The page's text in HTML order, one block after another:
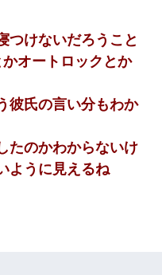
のに、見て見ぬふりの親を
妹が弟の子を妊娠したらし
連絡がきた…｜生活｜ワロ
でなんで？」 → 放置した
で大丈夫ですよ〜」の絶望
つけないだろうこと
オートロックとか
彼氏の言い分もわか
たのかわからないけ
ように見えるね